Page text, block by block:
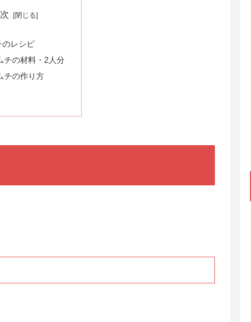
のレシピ
チの材料・2人分
チの作り方